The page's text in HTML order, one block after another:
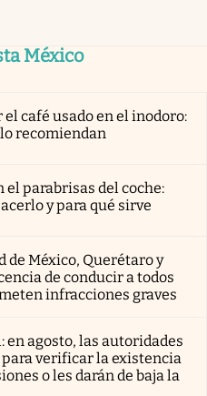
México
el café usado en el inodoro:
recomiendan
el parabrisas del coche:
y para qué sirve
de México, Querétaro y
de conducir a todos
infracciones graves
en agosto, las autoridades
verificar la existencia
o les darán de baja la